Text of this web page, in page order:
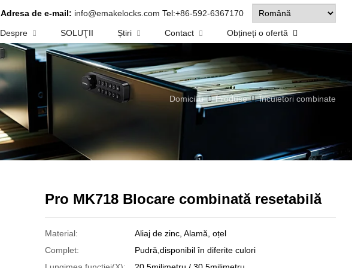
Adresa de e-mail: info@emakelocks.com Tel:+86-592-6367170
Despre SOLUŢII Știri Contact Obțineți o ofertă
Domiciliu Produse Încuietori combinate
Pro MK718 Blocare combinată resetabilă
Material:
Aliaj de zinc, Alamă, oțel
Complet:
Pudră,disponibil în diferite culori